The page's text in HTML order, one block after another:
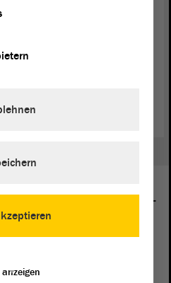
an der Martin-Luther-Universität
kommunikativer Behinderung
im Landtag von Sachsen-